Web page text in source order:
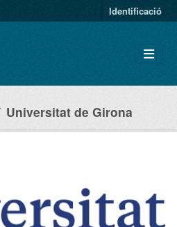
Identificació
Universitat de Girona